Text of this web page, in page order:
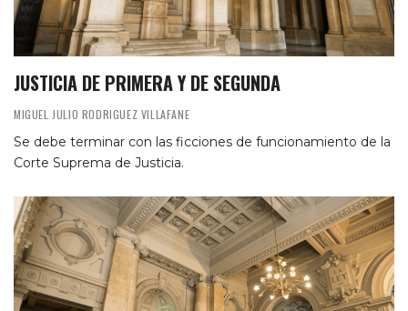
JUSTICIA DE PRIMERA Y DE SEGUNDA
MIGUEL JULIO RODRIGUEZ VILLAFANE
Se debe terminar con las ficciones de funcionamiento de la
Corte Suprema de Justicia.